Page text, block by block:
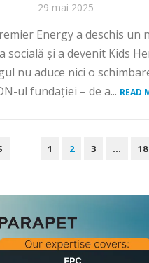
29 mai 2025
Energy a deschis un
socială și a devenit Kids
nu aduce nici o
ul fundației – de a... READ
1 2 3 … 18